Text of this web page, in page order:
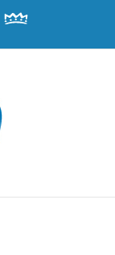
Radreisen
Elberadweg